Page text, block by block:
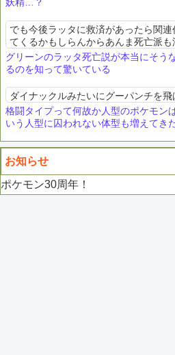
妖精…？
でも今後ラッタに救済があったら関
てくるかもしらんからあんま死亡派も
詮確定じゃないんだから
グリーンのラッタ死亡説が本当にそう
るのを知って驚いている
ダイナックルみたいにグーパンチを飛
格闘タイプって何故か人型のポケモン
いう人型に囚われない体型も増えてき
お知らせ
ポケモン30周年！